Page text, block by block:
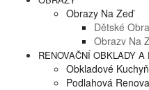
Obrazy Na Zeď
Dětské
Obrazy Na
RENOVAČNÍ OBKLADY A
Obkladové
Podlahová